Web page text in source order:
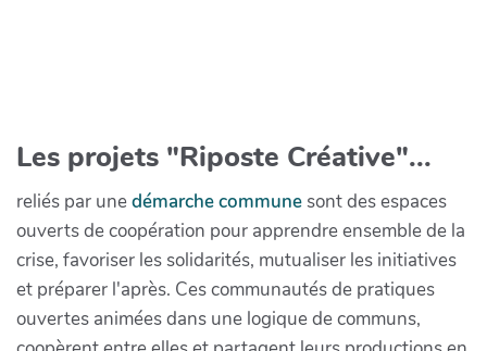
Les projets "Riposte Créative"...
reliés par unedémarche communesont des espaces
ouverts de coopération pour apprendre ensemble de la
crise, favoriser les solidarités, mutualiser les initiatives
et préparer l'après. Ces communautés de pratiques
ouvertes animées dans une logique de communs,